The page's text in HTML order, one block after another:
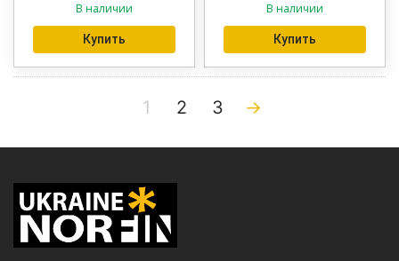
В наличии
Купить
В наличии
Купить
1 2 3 →